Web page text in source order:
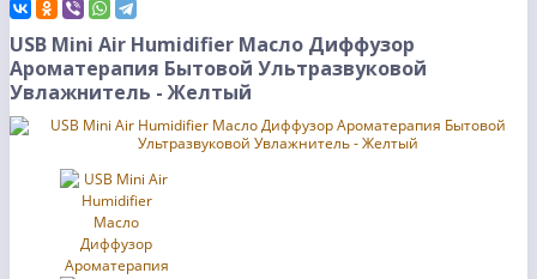
USB Mini Air Humidifier Масло Диффузор
Ароматерапия Бытовой Ультразвуковой
Увлажнитель - Желтый